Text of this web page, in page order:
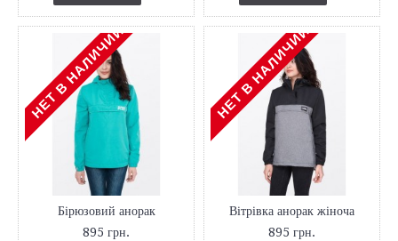
НЕТ В НАЛИЧИИ
Бірюзовий анорак
895 грн.
НЕТ В НАЛИЧИИ
Вітрівка анорак жіноча
895 грн.